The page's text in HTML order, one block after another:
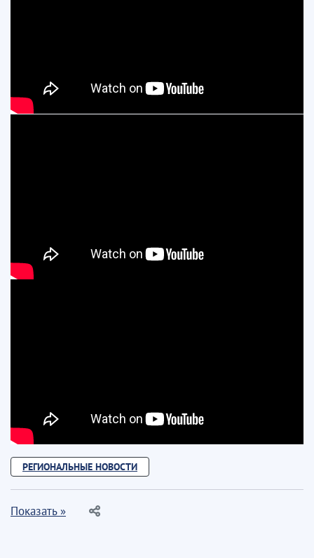
РЕГИОНАЛЬНЫЕ НОВОСТИ
Показать »